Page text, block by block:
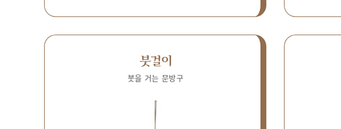
붓걸이
붓을 거는 문방구